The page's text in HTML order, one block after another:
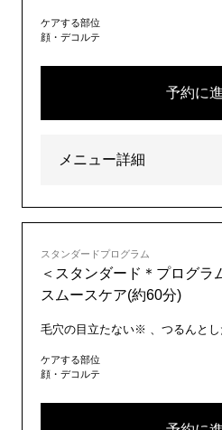
ケアする部位
顔・デコルテ
予約に
メニュー詳細
スタンダードプログラム
＜スタンダード＊プログラ
スムースケア(約60分)
毛穴の目立たない※ 、つるんとし
ケアする部位
顔・デコルテ